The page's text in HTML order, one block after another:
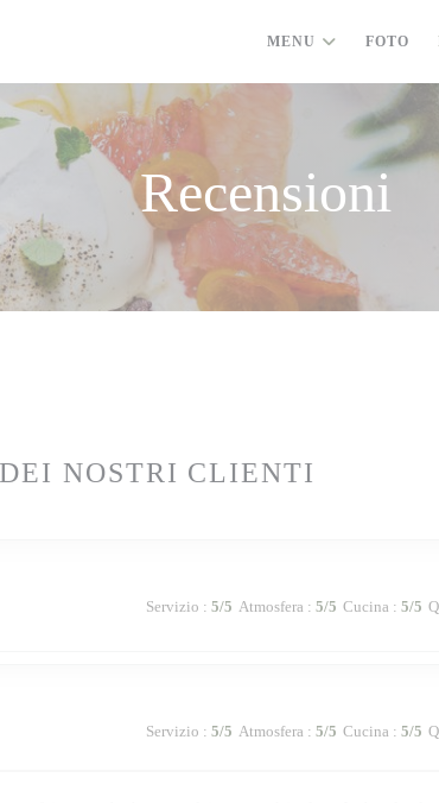
MENU FOTO
Recensioni
NOSTRI CLIENTI
Servizio : 5/5 Atmosfera : 5/5 Cucina : 5/5
Servizio : 5/5 Atmosfera : 5/5 Cucina : 5/5